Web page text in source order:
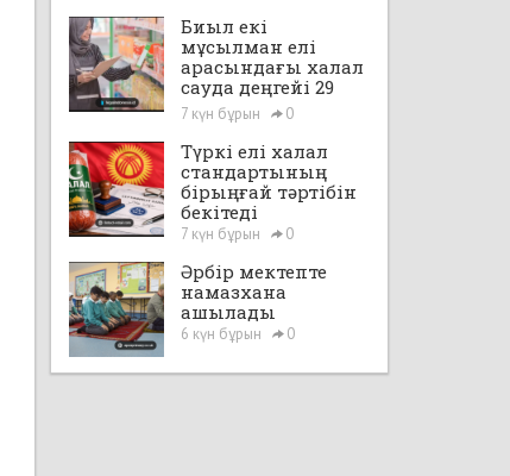
Биыл екі
мұсылман елі
арасындағы халал
сауда деңгейі 29
млрд доллардан
асады
7 күн бұрын 0
Түркі елі халал
стандартының
бірыңғай тәртібін
бекітеді
7 күн бұрын 0
Әрбір мектепте
намазхана
ашылады
6 күн бұрын 0